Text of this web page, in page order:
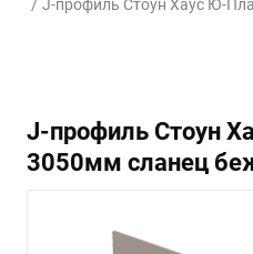
J-профиль Стоун Хаус Ю-
J-профиль Стоун
3050мм сланец